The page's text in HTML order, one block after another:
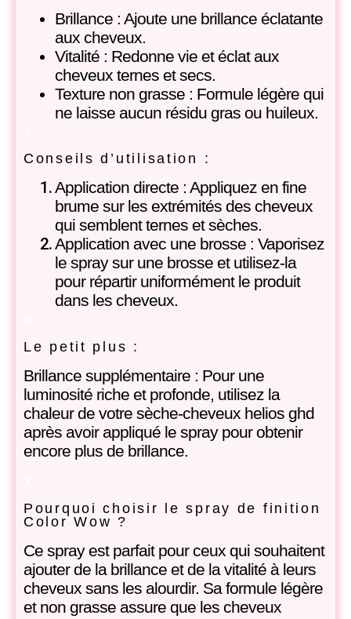
Brillance : Ajoute une brillance éclatante
aux cheveux.
Vitalité : Redonne vie et éclat aux
cheveux ternes et secs.
Texture non grasse : Formule légère qui
ne laisse aucun résidu gras ou huileux.
Conseils d’utilisation :
Application directe : Appliquez en fine
brume sur les extrémités des cheveux
qui semblent ternes et sèches.
Application avec une brosse : Vaporisez
le spray sur une brosse et utilisez-la
pour répartir uniformément le produit
dans les cheveux.
Le petit plus :
Brillance supplémentaire : Pour une
luminosité riche et profonde, utilisez la
chaleur de votre sèche-cheveux helios ghd
après avoir appliqué le spray pour obtenir
encore plus de brillance.
Pourquoi choisir le spray de finition
Color Wow ?
Ce spray est parfait pour ceux qui souhaitent
ajouter de la brillance et de la vitalité à leurs
cheveux sans les alourdir. Sa formule légère
et non grasse assure que les cheveux